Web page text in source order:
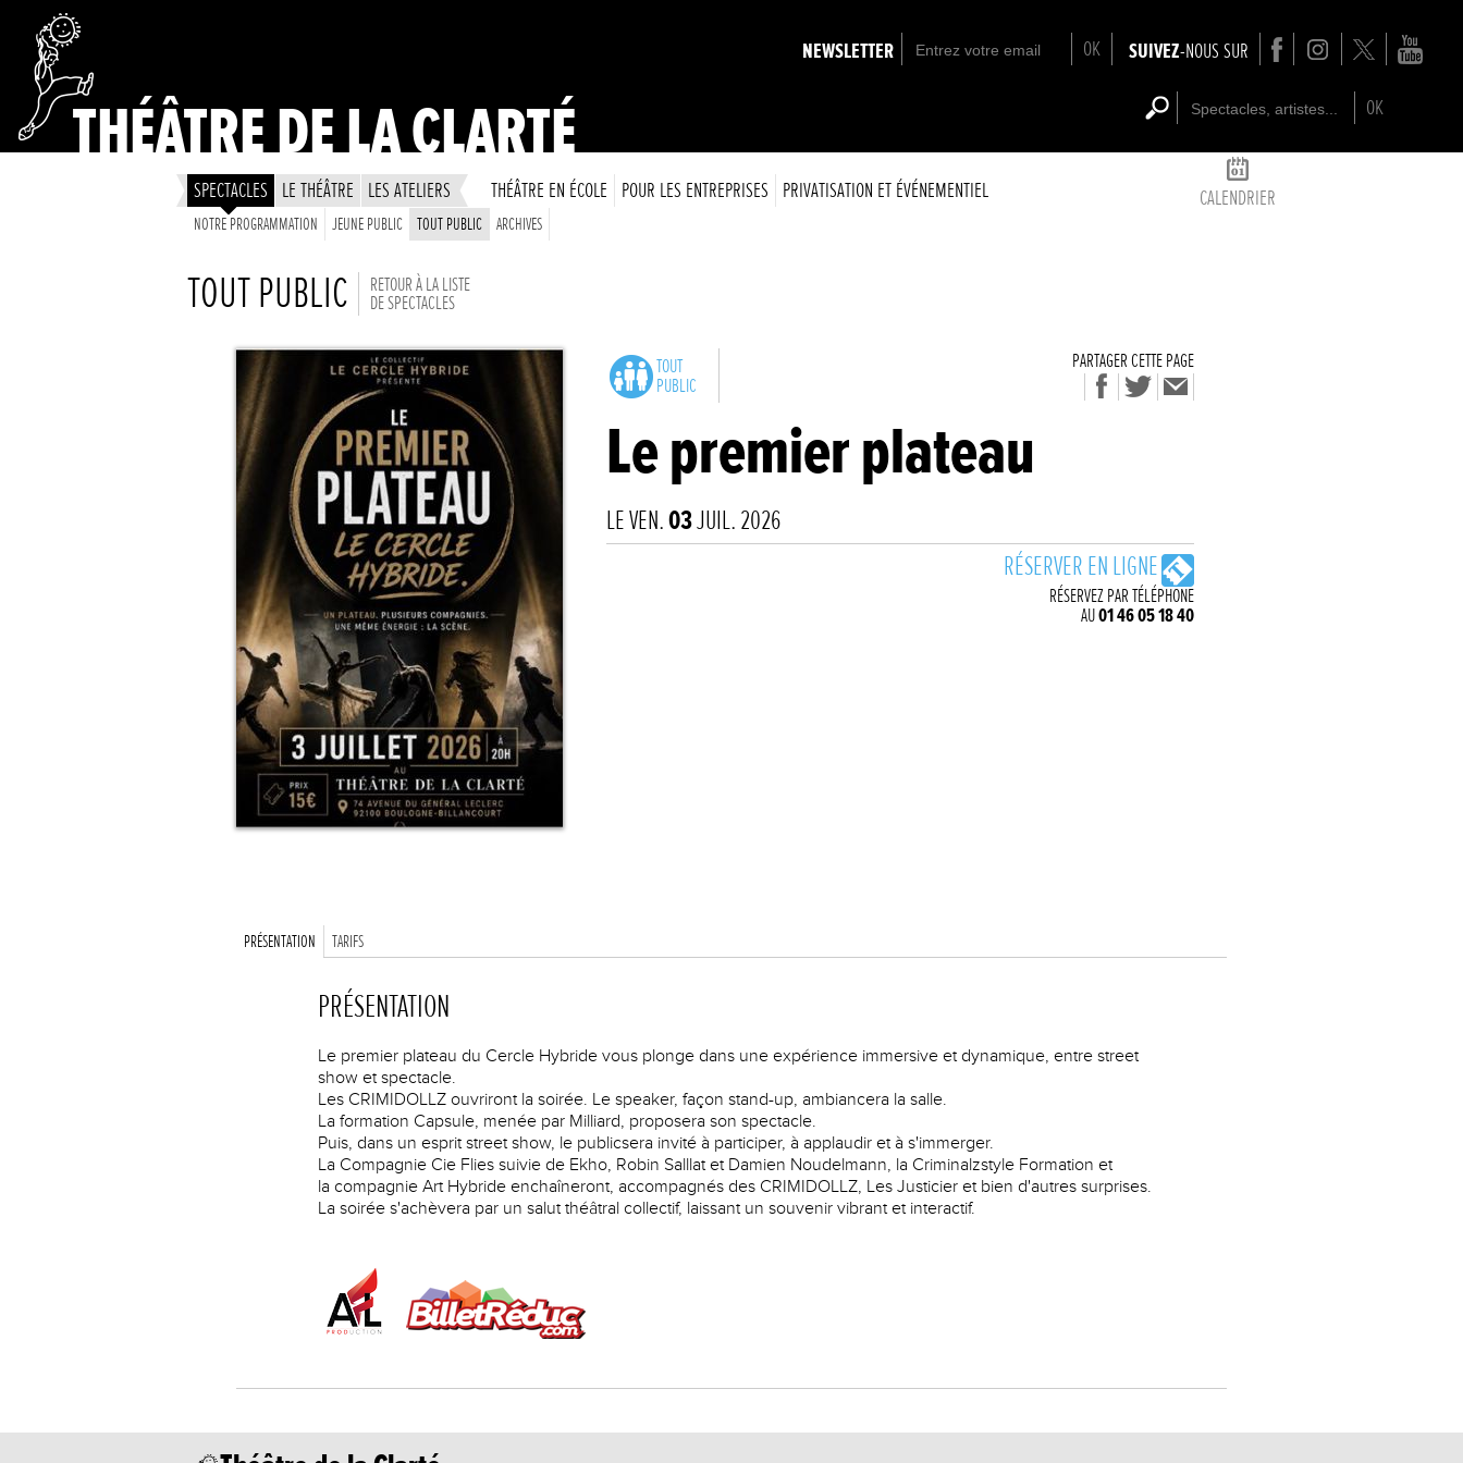
THÉÂTRE DE LA CLARTÉ
NEWSLETTER OK SUIVEZ-NOUS SUR
OK
SPECTACLES
NOTRE PROGRAMMATION JEUNE PUBLIC TOUT PUBLIC ARCHIVES
LE THÉÂTRE LES ATELIERS THÉÂTRE EN ÉCOLE POUR LES ENTREPRISES PRIVATISATION ET ÉVÉNEMENTIEL CALENDRIER
TOUT PUBLIC RETOUR À LA LISTE
DE SPECTACLES
TOUT
PUBLIC
PARTAGER CETTE PAGE
Le premier plateau
LE VEN.03JUIL. 2026
RÉSERVER EN LIGNE
RÉSERVEZ PAR TÉLÉPHONE
AU01 46 05 18 40
PRÉSENTATION TARIFS
PRÉSENTATION
Le premier plateau du Cercle Hybride vous plonge dans une expérience immersive et dynamique, entre street
show et spectacle.
Les CRIMIDOLLZ ouvriront la soirée. Le speaker, façon stand-up, ambiancera la salle.
La formation Capsule, menée par Milliard, proposera son spectacle.
Puis, dans un esprit street show, le publicsera invité à participer, à applaudir et à s'immerger.
La Compagnie Cie Flies suivie de Ekho, Robin Salllat et Damien Noudelmann, la Criminalzstyle Formation et
la compagnie Art Hybride enchaîneront, accompagnés des CRIMIDOLLZ, Les Justicier et bien d'autres surprises.
La soirée s'achèvera par un salut théâtral collectif, laissant un souvenir vibrant et interactif.